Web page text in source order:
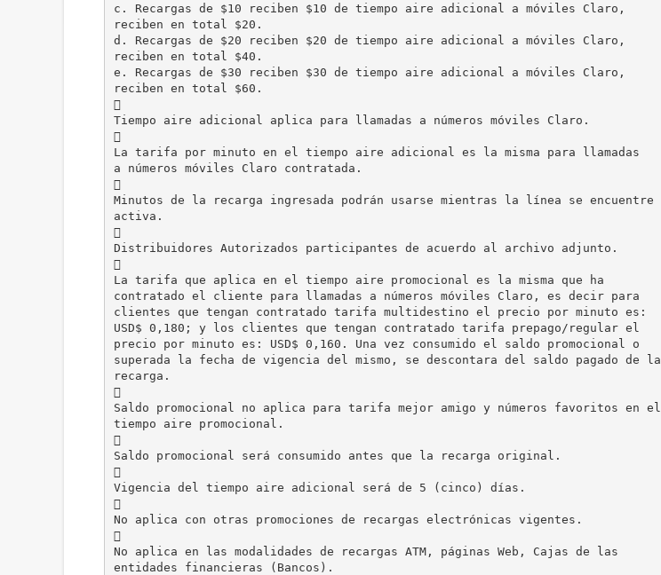
c. Recargas de $10 reciben $10 de tiempo aire adicional a móviles Claro,
reciben en total $20.
d. Recargas de $20 reciben $20 de tiempo aire adicional a móviles Claro,
reciben en total $40.
e. Recargas de $30 reciben $30 de tiempo aire adicional a móviles Claro,
reciben en total $60.

Tiempo aire adicional aplica para llamadas a números móviles Claro.

La tarifa por minuto en el tiempo aire adicional es la misma para llamadas
a números móviles Claro contratada.

Minutos de la recarga ingresada podrán usarse mientras la línea se encuentre
activa.

Distribuidores Autorizados participantes de acuerdo al archivo adjunto.

La tarifa que aplica en el tiempo aire promocional es la misma que ha
contratado el cliente para llamadas a números móviles Claro, es decir para
clientes que tengan contratado tarifa multidestino el precio por minuto es:
USD$ 0,180; y los clientes que tengan contratado tarifa prepago/regular el
precio por minuto es: USD$ 0,160. Una vez consumido el saldo promocional o
superada la fecha de vigencia del mismo, se descontara del saldo pagado de la
recarga.

Saldo promocional no aplica para tarifa mejor amigo y números favoritos en el
tiempo aire promocional.

Saldo promocional será consumido antes que la recarga original.

Vigencia del tiempo aire adicional será de 5 (cinco) días.

No aplica con otras promociones de recargas electrónicas vigentes.

No aplica en las modalidades de recargas ATM, páginas Web, Cajas de las
entidades financieras (Bancos).